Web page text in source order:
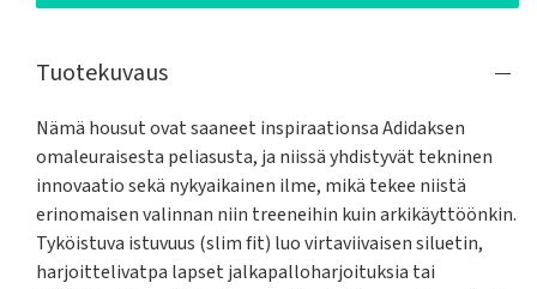
Tuotekuvaus
Nämä housut ovat saaneet inspiraationsa Adidaksen
omaleuraisesta peliasusta, ja niissä yhdistyvät tekninen
innovaatio sekä nykyaikainen ilme, mikä tekee niistä
erinomaisen valinnan niin treeneihin kuin arkikäyttöönkin.
Tyköistuva istuvuus (slim fit) luo virtaviivaisen siluetin,
harjoittelivatpa lapset jalkapalloharjoituksia tai